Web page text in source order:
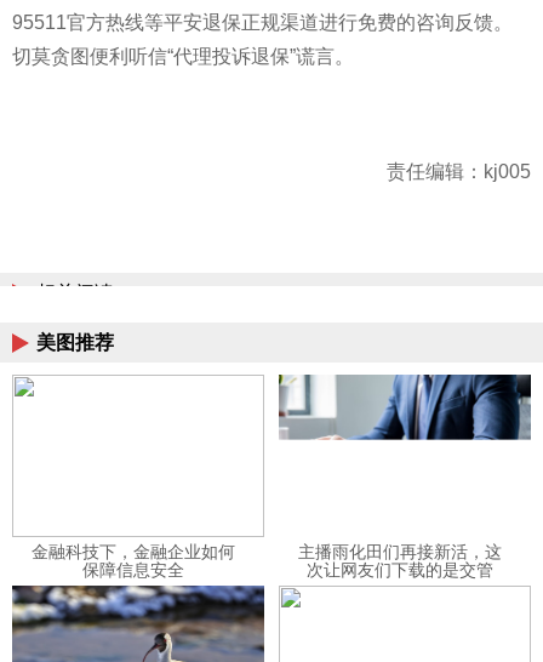
95511官方热线等平安退保正规渠道进行免费的咨询反馈。
切莫贪图便利听信“代理投诉退保”谎言。
责任编辑：kj005
相关阅读
美图推荐
金融科技下，金融企业如何
保障信息安全
主播雨化田们再接新活，这
次让网友们下载的是交管
12123APP